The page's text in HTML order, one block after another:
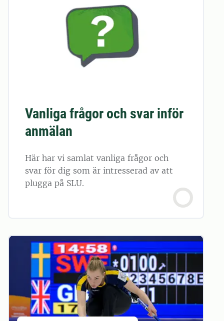
Vanliga frågor och svar inför
anmälan
Här har vi samlat vanliga frågor och
svar för dig som är intresserad av att
plugga på SLU.